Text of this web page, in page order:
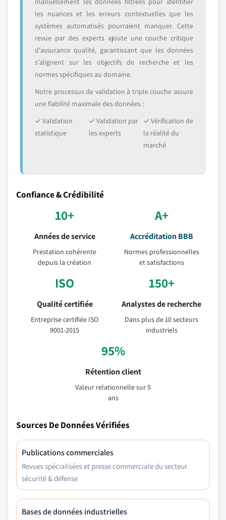
les nuances et les erreurs contextuelles que les
systèmes automatisés pourraient manquer. Cette
revue par des experts ajoute une couche critique
d'assurance qualité, garantissant que les données
s'alignent sur les objectifs de recherche et les
normes spécifiques au domaine.
Notre processus de validation à triple couche assure
une fiabilité maximale des données :
✓ Validation
statistique
✓ Validation par
les experts
✓ Vérification de
la réalité du
marché
Confiance & Crédibilité
10+
Années de service
Prestation cohérente
depuis la création
A+
Accréditation BBB
Normes professionnelles
et satisfactions
ISO
Qualité certifiée
Entreprise certifiée ISO
9001-2015
150+
Analystes de recherche
Dans plus de 10 secteurs
industriels
95%
Rétention client
Valeur relationnelle sur 5
ans
Sources De Données Vérifiées
Publications commerciales
Revues spécialisées et presse commerciale du secteur
sécurité & défense
Bases de données industrielles